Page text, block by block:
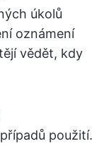
úkolů
oznámení
vědět, kdy
použití.